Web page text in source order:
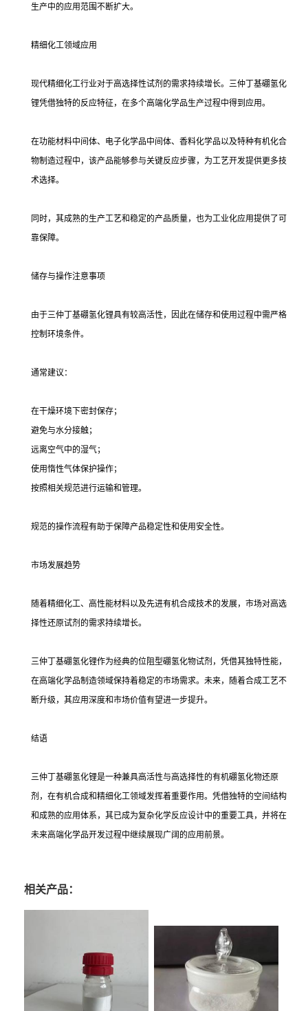
生产中的应用范围不断扩大。
精细化工领域应用
现代精细化工行业对于高选择性试剂的需求持续增长。三仲丁基硼氢化
锂凭借独特的反应特征，在多个高端化学品生产过程中得到应用。
在功能材料中间体、电子化学品中间体、香料化学品以及特种有机化合
物制造过程中，该产品能够参与关键反应步骤，为工艺开发提供更多技
术选择。
同时，其成熟的生产工艺和稳定的产品质量，也为工业化应用提供了可
靠保障。
储存与操作注意事项
由于三仲丁基硼氢化锂具有较高活性，因此在储存和使用过程中需严格
控制环境条件。
通常建议：
在干燥环境下密封保存；
避免与水分接触；
远离空气中的湿气；
使用惰性气体保护操作；
按照相关规范进行运输和管理。
规范的操作流程有助于保障产品稳定性和使用安全性。
市场发展趋势
随着精细化工、高性能材料以及先进有机合成技术的发展，市场对高选
择性还原试剂的需求持续增长。
三仲丁基硼氢化锂作为经典的位阻型硼氢化物试剂，凭借其独特性能，
在高端化学品制造领域保持着稳定的市场需求。未来，随着合成工艺不
断升级，其应用深度和市场价值有望进一步提升。
结语
三仲丁基硼氢化锂是一种兼具高活性与高选择性的有机硼氢化物还原
剂，在有机合成和精细化工领域发挥着重要作用。凭借独特的空间结构
和成熟的应用体系，其已成为复杂化学反应设计中的重要工具，并将在
未来高端化学品开发过程中继续展现广阔的应用前景。
相关产品：